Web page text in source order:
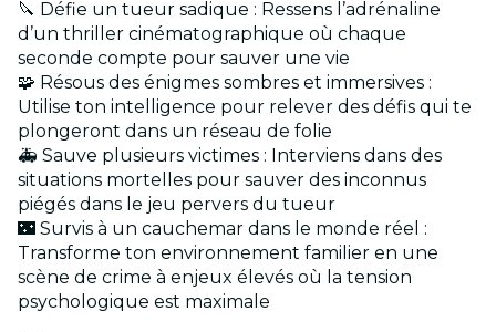
🔪 Défie un tueur sadique : Ressens l’adrénaline
d’un thriller cinématographique où chaque
seconde compte pour sauver une vie
🧩 Résous des énigmes sombres et immersives :
Utilise ton intelligence pour relever des défis qui te
plongeront dans un réseau de folie
🚑 Sauve plusieurs victimes : Interviens dans des
situations mortelles pour sauver des inconnus
piégés dans le jeu pervers du tueur
🌃 Survis à un cauchemar dans le monde réel :
Transforme ton environnement familier en une
scène de crime à enjeux élevés où la tension
psychologique est maximale